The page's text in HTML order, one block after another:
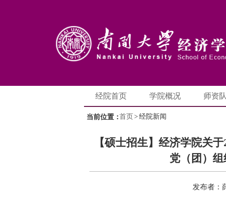
经院首页 学院概况 师资
当前位置：首页 > 经院新闻
【硕士招生】经济学院关
党（团）
发布者：